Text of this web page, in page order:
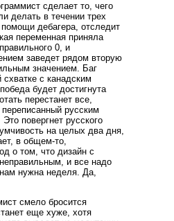
сделает то, чего
делать в течении трех
дебагера, отследит
переменная приняла
0, и
заведет рядом вторую
значением. Баг
схватке с канадским
будет достигнута
перестанет все,
русским
повергнет русского
на целых два дня,
в общем-то,
о том, что дизайн с
и все надо
нужна неделя. Да,
смело бросится
еще хуже, хотя